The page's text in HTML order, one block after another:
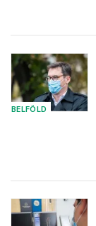
BELFÖLD